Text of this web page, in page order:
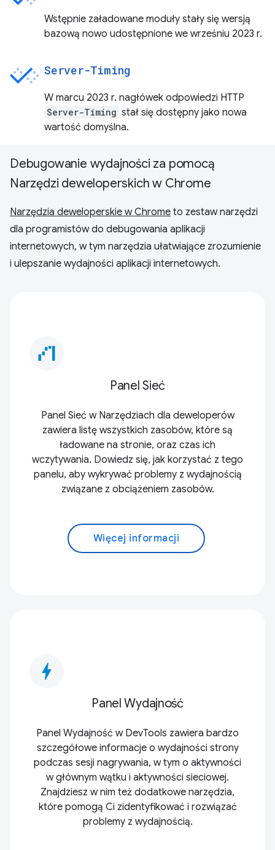
Wstępnie załadowane moduły stały się wersją
bazową nowo udostępnione we wrześniu 2023 r.
Server-Timing
W marcu 2023 r. nagłówek odpowiedzi HTTP
Server-Timing stał się dostępny jako nowa
wartość domyślna.
Debugowanie wydajności za pomocą
Narzędzi deweloperskich w Chrome
Narzędzia deweloperskie w Chrome to zestaw narzędzi
dla programistów do debugowania aplikacji
internetowych, w tym narzędzia ułatwiające zrozumienie
i ulepszanie wydajności aplikacji internetowych.
waterfall_chart
Panel Sieć
Panel Sieć w Narzędziach dla deweloperów
zawiera listę wszystkich zasobów, które są
ładowane na stronie, oraz czas ich
wczytywania. Dowiedz się, jak korzystać z tego
panelu, aby wykrywać problemy z wydajnością
związane z obciążeniem zasobów.
Więcej informacji
bolt
Panel Wydajność
Panel Wydajność w DevTools zawiera bardzo
szczegółowe informacje o wydajności strony
podczas sesji nagrywania, w tym o aktywności
w głównym wątku i aktywności sieciowej.
Znajdziesz w nim też dodatkowe narzędzia,
które pomogą Ci zidentyfikować i rozwiązać
problemy z wydajnością.